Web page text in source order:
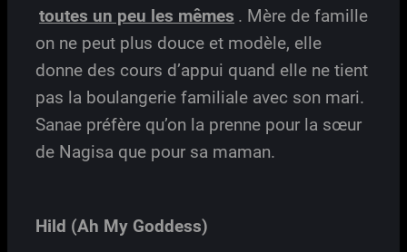
toutes un peu les mêmes . Mère de famille
on ne peut plus douce et modèle, elle
donne des cours d’appui quand elle ne tient
pas la boulangerie familiale avec son mari.
Sanae préfère qu’on la prenne pour la sœur
de Nagisa que pour sa maman.
Hild (Ah My Goddess)